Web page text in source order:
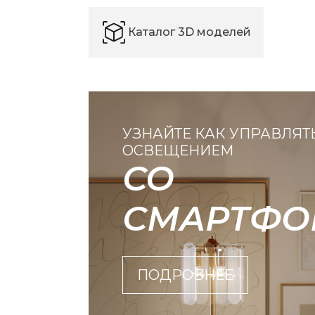
Каталог 3D моделей
УЗНАЙТЕ КАК
ОСВЕЩЕНИЕМ
СО
ПОДРОБНЕЕ